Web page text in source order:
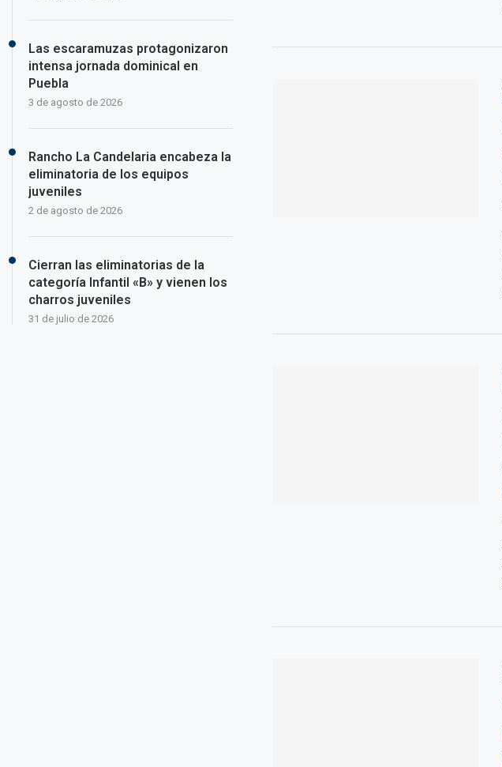
Las escaramuzas protagonizaron
intensa jornada dominical en
Puebla
3 de agosto de 2026
Rancho La Candelaria encabeza la
eliminatoria de los equipos
juveniles
2 de agosto de 2026
Cierran las eliminatorias de la
categoría Infantil «B» y vienen los
charros juveniles
31 de julio de 2026